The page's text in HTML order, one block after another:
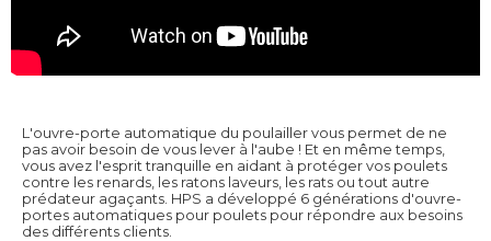
L'ouvre-porte automatique du poulailler vous permet de ne
pas avoir besoin de vous lever à l'aube ! Et en même temps,
vous avez l'esprit tranquille en aidant à protéger vos poulets
contre les renards, les ratons laveurs, les rats ou tout autre
prédateur agaçants. HPS a développé 6 générations d'ouvre-
portes automatiques pour poulets pour répondre aux besoins
des différents clients.